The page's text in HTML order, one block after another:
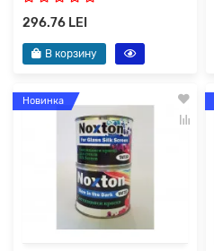
296.76 LEI
В корзину
Новинка